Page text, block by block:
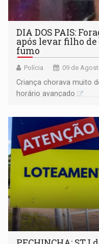
DIA DOS PAIS:
após levar filho de
fumo
Polícia 09 de
Criança chorava muito
horário avançado